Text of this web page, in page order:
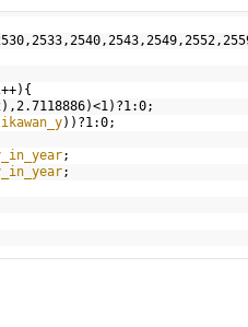
++){
))?1:0;
;
;